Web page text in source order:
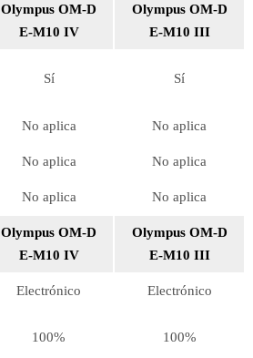
Olympus OM-D
E-M10 IV
Olympus OM-D
E-M10 III
Sí Sí
No aplica No aplica
No aplica No aplica
No aplica No aplica
Olympus OM-D
E-M10 IV
Olympus OM-D
E-M10 III
Electrónico Electrónico
100% 100%